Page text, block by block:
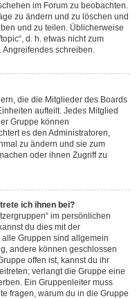
im Forum zu beobachten.
zu ändern und zu löschen und
und zu teilen. Üblicherweise
d. h. etwas nicht zum
Angreifendes schreiben.
die die Mitglieder des Boards
aufteilt. Jedes Mitglied
Gruppe können
es den Administratoren,
zu ändern und sie zum
oder ihnen Zugriff zu
ich ihnen bei?
im persönlichen
du dies mit der
Gruppen sind allgemein
andere können geschlossen
offen ist, kannst du ihr
verlangt die Gruppe eine
Ein Gruppenleiter muss
fragen, warum du in die Gruppe